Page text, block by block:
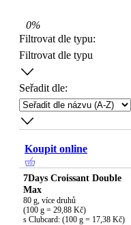
0%
Filtrovat dle typu:
Filtrovat dle typu
Seřadit dle:
Koupit online
7Days Croissant Double
Max
80 g, více druhů
(100 g = 29,88 Kč)
s Clubcard: (100 g = 17,38 Kč)